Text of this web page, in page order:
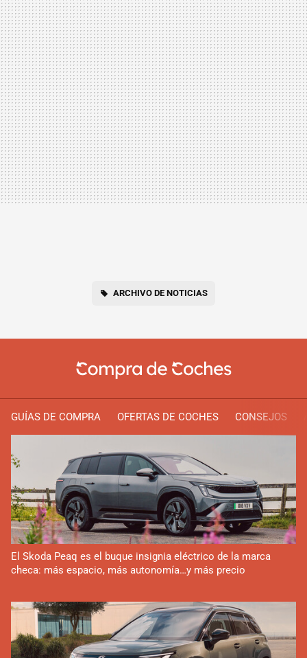
ARCHIVO DE NOTICIAS
GUÍAS DE COMPRA OFERTAS DE COCHES CONSEJOS
El Skoda Peaq es el buque insignia eléctrico de la marca
checa: más espacio, más autonomía…y más precio